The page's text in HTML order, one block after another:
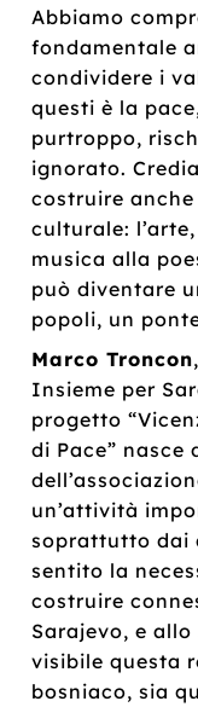
Abbiamo
fondamentale
condividere i
questi è la
purtroppo,
ignorato.
costruire
culturale:
musica alla
può diventare
popoli, un
Marco Troncon
Insieme per
progetto
di Pace” nasce
un’attività
soprattutto dai
sentito la
costruire
Sarajevo, e
visibile questa
bosniaco, sia